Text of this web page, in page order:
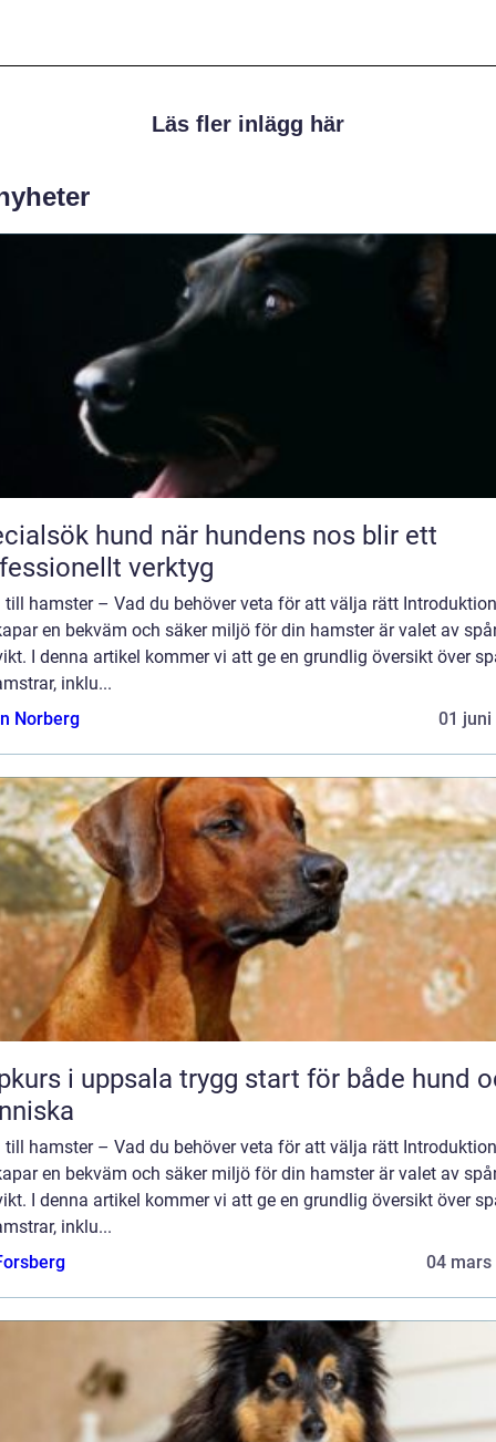
Läs fler inlägg här
hund när hundens nos blir ett
verktyg
till hamster – Vad du behöver veta för att välja rätt
en bekväm och säker miljö för din hamster är valet av
I denna artikel kommer vi att ge en grundlig översikt över
inklu...
Norberg
01 juni
uppsala trygg start för både hund och
till hamster – Vad du behöver veta för att välja rätt
en bekväm och säker miljö för din hamster är valet av
I denna artikel kommer vi att ge en grundlig översikt över
inklu...
04 mars